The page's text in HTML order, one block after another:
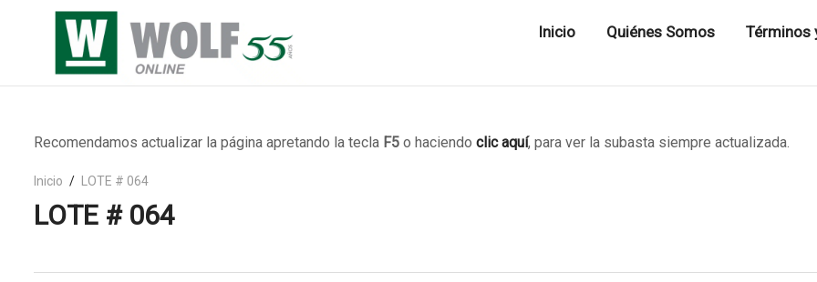
Inicio Quiénes Somos Términos
Recomendamos actualizar la página apretando la tecla F5 o haciendo clic aquí, para ver la subasta siempre actualizada.
Inicio LOTE # 064
LOTE # 064